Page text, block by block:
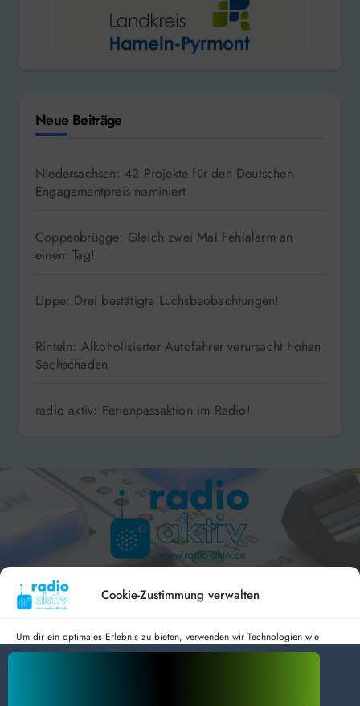
Cookie-Zustimmung verwalten
Um dir ein optimales Erlebnis zu bieten, verwenden wir Technologien wie
Cookies, um Geräteinformationen zu speichern und/oder darauf zuzugreifen.
Neue Beiträge
Niedersachsen: 42 Projekte für den Deutschen
Engagementpreis nominiert
Coppenbrügge: Gleich zwei Mal Fehlalarm an
einem Tag!
Lippe: Drei bestätigte Luchsbeobachtungen!
Rinteln: Alkoholisierter Autofahrer verursacht hohen
Sachschaden
radio aktiv: Ferienpassaktion im Radio!
Hameln 99.3 – Bad Pyrmont 94.8 – Bad Münder 107.2 –
DAB+ 9C